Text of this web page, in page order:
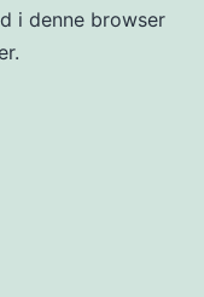
i denne browser